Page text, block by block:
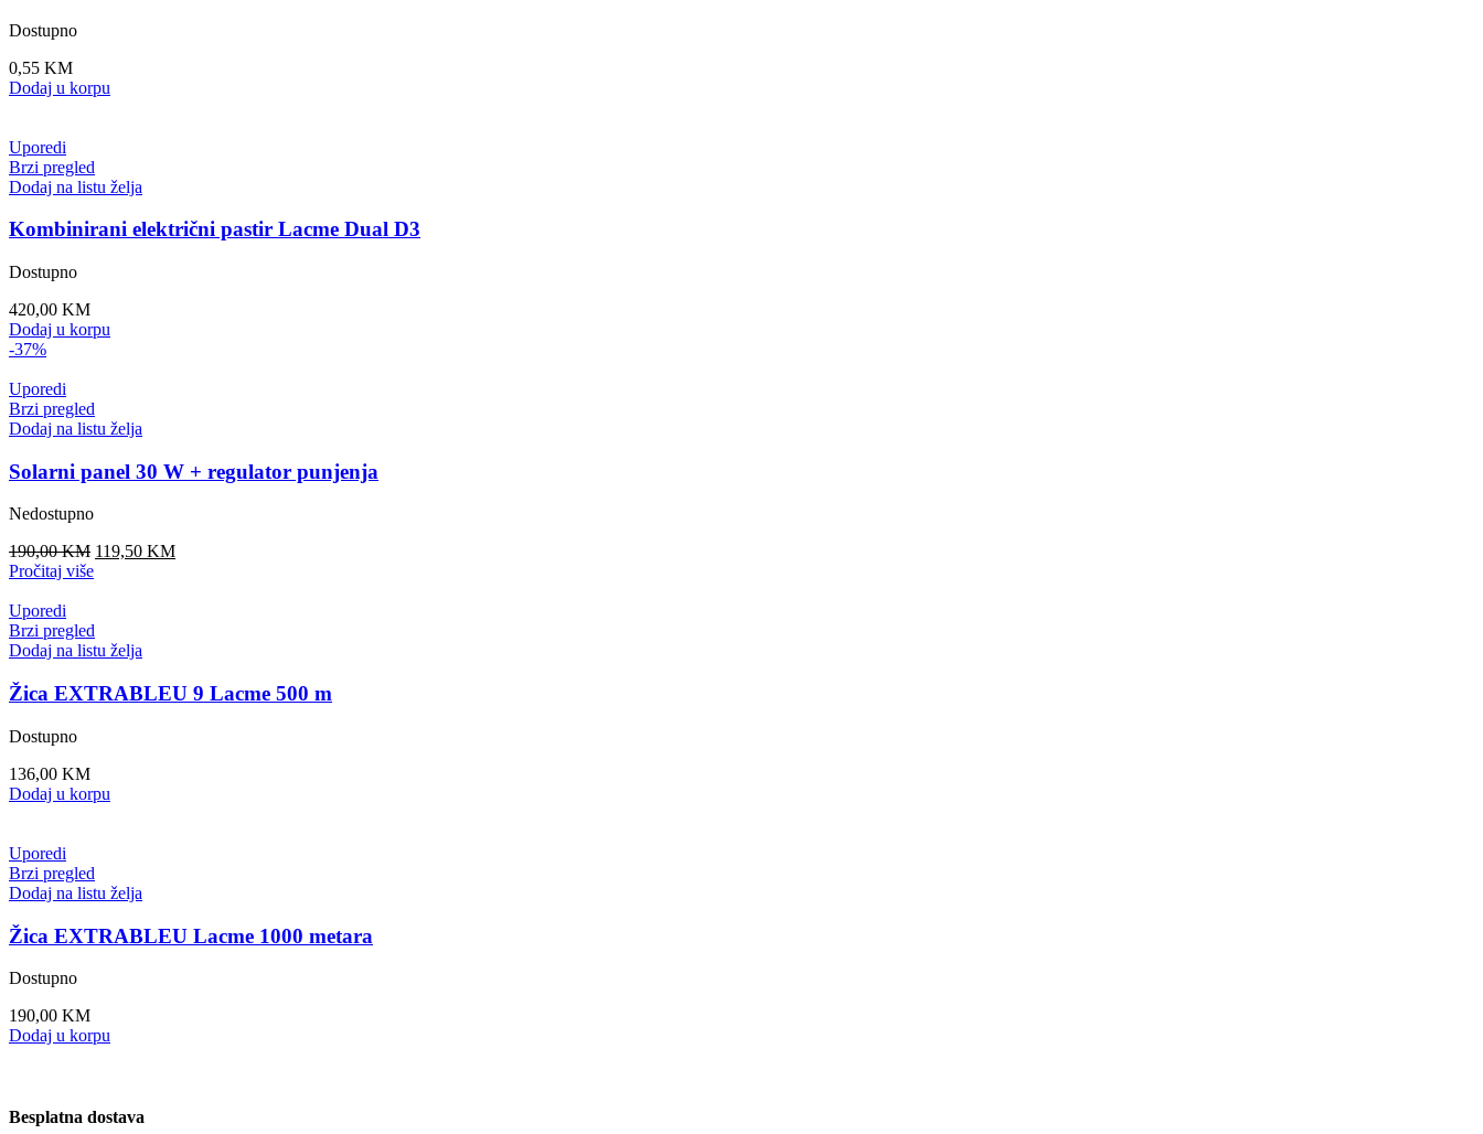
Dostupno
0,55 KM
Dodaj u korpu
Uporedi
Brzi pregled
Dodaj na listu želja
Kombinirani električni pastir Lacme Dual D3
Dostupno
420,00 KM
Dodaj u korpu
-37%
Uporedi
Brzi pregled
Dodaj na listu želja
Solarni panel 30 W + regulator punjenja
Nedostupno
190,00KM Original
119,50 KMCurrent
Pročitaj više
Uporedi
Brzi pregled
Dodaj na listu želja
Žica EXTRABLEU 9 Lacme 500 m
Dostupno
136,00 KM
Dodaj u korpu
Uporedi
Brzi pregled
Dodaj na listu želja
Žica EXTRABLEU Lacme 1000 metara
Dostupno
190,00 KM
Dodaj u korpu
Besplatna dostava